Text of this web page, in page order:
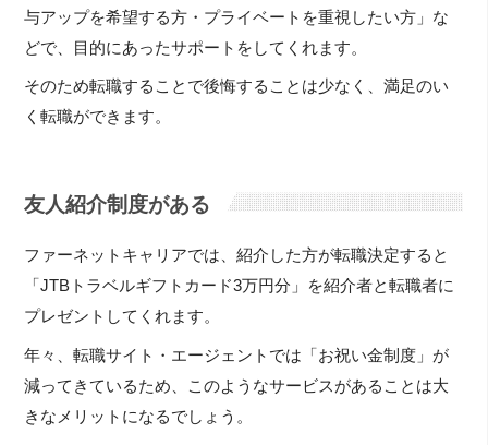
与アップを希望する方・プライベートを重視したい方」な
どで、目的にあったサポートをしてくれます。
そのため転職することで後悔することは少なく、満足のい
く転職ができます。
友人紹介制度がある
ファーネットキャリアでは、紹介した方が転職決定すると
「JTBトラベルギフトカード3万円分」を紹介者と転職者に
プレゼントしてくれます。
年々、転職サイト・エージェントでは「お祝い金制度」が
減ってきているため、このようなサービスがあることは大
きなメリットになるでしょう。